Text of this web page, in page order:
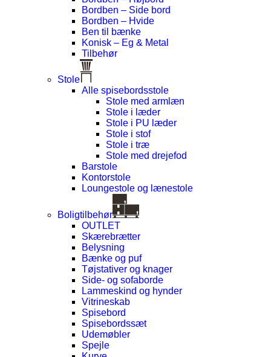
Bordben – Side bord
Bordben – Hvide
Ben til bænke
Konisk – Eg & Metal
Tilbehør
Stole
Alle spisebordsstole
Stole med armlæn
Stole i læder
Stole i PU læder
Stole i stof
Stole i træ
Stole med drejefod
Barstole
Kontorstole
Loungestole og lænestole
Boligtilbehør
OUTLET
Skærebrætter
Belysning
Bænke og puf
Tøjstativer og knager
Side- og sofaborde
Lammeskind og hynder
Vitrineskab
Spisebord
Spisebordssæt
Udemøbler
Spejle